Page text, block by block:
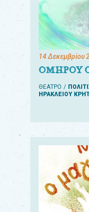
14 Δεκεμβρίου
ΟΜΗΡΟΥ
ΘΕΑΤΡΟ
ΗΡΑΚΛΕΙΟΥ